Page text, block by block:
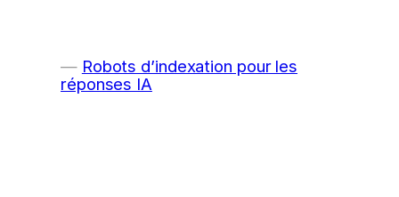
Robots d’indexation pour les
réponses IA